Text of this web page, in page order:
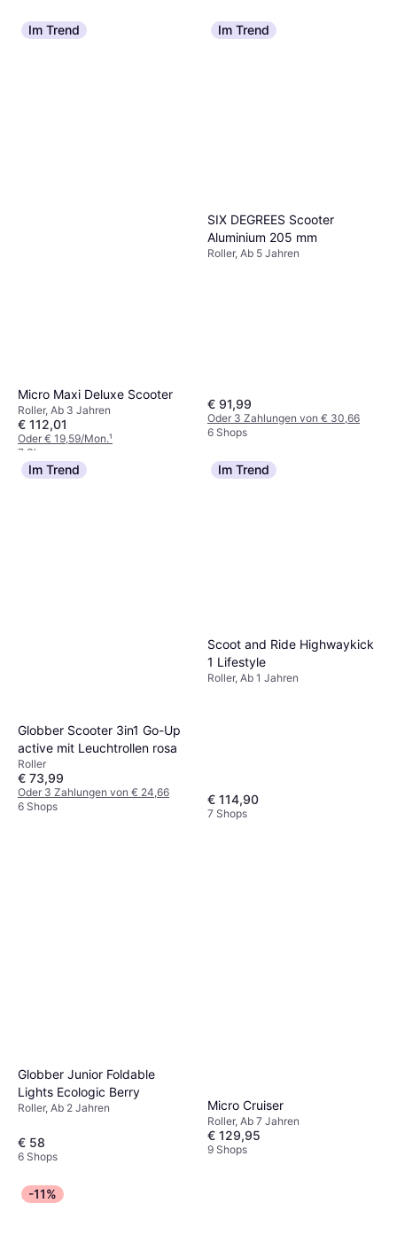
Im Trend
Micro Maxi Deluxe Scooter
Roller, Ab 3 Jahren
€ 112,01
Oder € 19,59/Mon.¹
7 Shops
Im Trend
SIX DEGREES Scooter
Aluminium 205 mm
Roller, Ab 5 Jahren
€ 91,99
Oder 3 Zahlungen von € 30,66
6 Shops
Im Trend
Globber Scooter 3in1 Go-Up
active mit Leuchtrollen rosa
Roller
€ 73,99
Oder 3 Zahlungen von € 24,66
6 Shops
Im Trend
Scoot and Ride Highwaykick
1 Lifestyle
Roller, Ab 1 Jahren
€ 114,90
7 Shops
Globber Junior Foldable
Lights Ecologic Berry
Roller, Ab 2 Jahren
€ 58
6 Shops
Micro Cruiser
Roller, Ab 7 Jahren
€ 129,95
9 Shops
-11%